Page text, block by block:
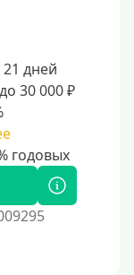
21 дней
30 000 ₽